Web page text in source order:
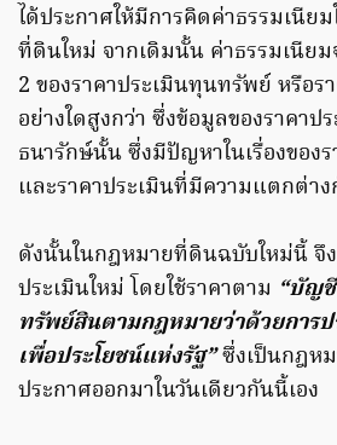
ได้ประกาศให้มีการคิดค่าธรรมเนีย
ที่ดินใหม่ จากเดิมนั้น ค่าธรรมเนีย
2 ของราคาประเมินทุนทรัพย์ หรือร
อย่างใดสูงกว่า ซึ่งข้อมูลของราคาป
ธนารักษ์นั้น ซึ่งมีปัญหาในเรื่องของ
และราคาประเมินที่มีความแตกต่า
ดังนั้นในกฎหมายที่ดินฉบับใหม่นี้ จึง
ประเมินใหม่ โดยใช้ราคาตาม “บัญ
ทรัพย์สินตามกฎหมายว่าด้วยการ
เพื่อประโยชน์แห่งรัฐ”ซึ่งเป็นกฎห
ประกาศออกมาในวันเดียวกันนี้เอง